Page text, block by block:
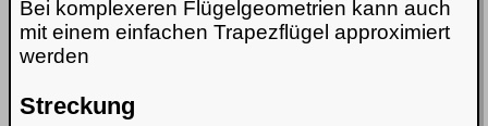
Bei komplexeren Flügelgeometrien kann auch
mit einem einfachen Trapezflügel approximiert
werden
Streckung